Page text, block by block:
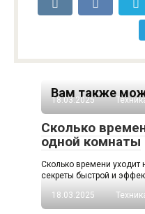
Вам также
18.03.2025
Сколько
одной комнаты
Сколько времени уходит
секреты быстрой и
18.03.2025